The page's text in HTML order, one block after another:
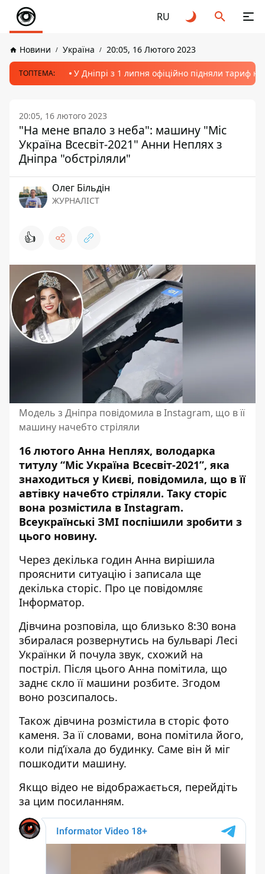
RU
Новини Україна 20:05, 16 Лютого 2023
ТОПТЕМА: У Дніпрі з 1 липня офіційно підняли тариф
20:05, 16 лютого 2023
"На мене впало з неба": машину "Міс
Україна Всесвіт-2021" Анни Неплях з
Дніпра "обстріляли"
Олег Більдін
ЖУРНАЛІСТ
👍
Модель з Дніпра повідомила в Instagram, що в її
машину начебто стріляли
16 лютого Анна Неплях, володарка
титулу “Міс Україна Всесвіт-2021”, яка
знаходиться у Києві, повідомила, що в її
автівку начебто стріляли. Таку сторіс
вона розмістила в Instagram.
Всеукраїнські ЗМІ поспішили зробити з
цього новину.
Через декілька годин Анна вирішила
прояснити ситуацію і записала ще
декілька сторіс. Про це повідомляє
Інформатор.
Дівчина розповіла, що близько 8:30 вона
збиралася розвернутись на бульварі Лесі
Українки й почула звук, схожий на
постріл. Після цього Анна помітила, що
заднє скло її машини розбите. Згодом
воно розсипалось.
Також дівчина розмістила в сторіс фото
каменя. За її словами, вона помітила його,
коли під’їхала до будинку. Саме він й міг
пошкодити машину.
Якщо відео не відображається, перейдіть
за цим посиланням.